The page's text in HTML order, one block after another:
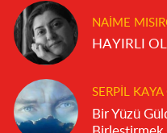
NAIME
SERPIL KAYA
Bir Yüzü